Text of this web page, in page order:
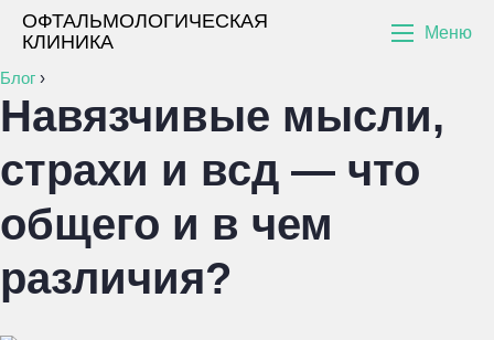
ОФТАЛЬМОЛОГИЧЕСКАЯ
КЛИНИКА
Меню
Блог ›
Навязчивые мысли,
страхи и всд — что
общего и в чем
различия?